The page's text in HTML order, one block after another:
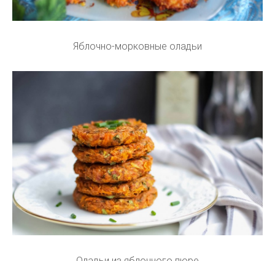
Яблочно-морковные оладьи